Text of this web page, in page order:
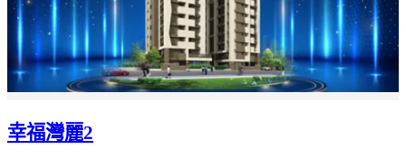
幸福灣麗2